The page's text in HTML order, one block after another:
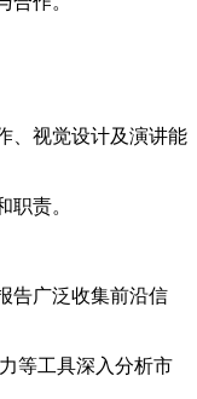
、视觉设计及演讲能
职责。
告广泛收集前沿信
等工具深入分析市